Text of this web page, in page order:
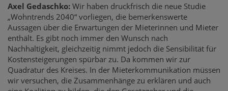
Axel Gedaschko: Wir haben druckfrisch die neue Studie
„Wohntrends 2040“ vorliegen, die bemerkenswerte
Aussagen über die Erwartungen der Mieterinnen und Mieter
enthält. Es gibt noch immer den Wunsch nach
Nachhaltigkeit, gleichzeitig nimmt jedoch die Sensibilität für
Kostensteigerungen spürbar zu. Da kommen wir zur
Quadratur des Kreises. In der Mieterkommunikation müssen
wir versuchen, die Zusammenhänge zu erklären und auch